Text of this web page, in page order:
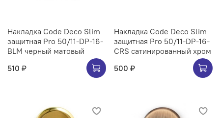
Накладка Code Deco Slim
защитная Pro 50/11-DP-16-
BLM черный матовый
510 ₽
Накладка Code Deco Slim
защитная Pro 50/11-DP-16-
CRS сатинированный хром
500 ₽